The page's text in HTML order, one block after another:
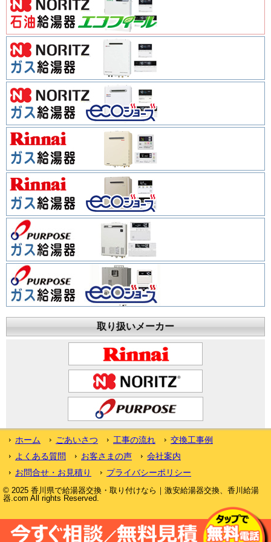
取り扱いメーカー
ホーム ごあいさつ 工事の流れ
交換工事例
よくある質問
お客さまの声
会社案内
お問合せ・お見積り
プライバシーポリシー
© 2025 香川県で給湯器交換・取り付けなら｜激安給湯器交換、香川給湯
器.com All rights Reserved.